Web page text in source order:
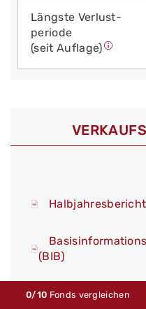
Längste Verlust­
periode
(seit Auflage)
Halbjahresbericht
(BIB)
Verkaufsprospekt
0/10 Fonds vergleichen